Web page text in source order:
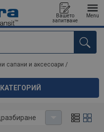
Вашето
запитване
Menu
сапани и аксесоари /
за производство на